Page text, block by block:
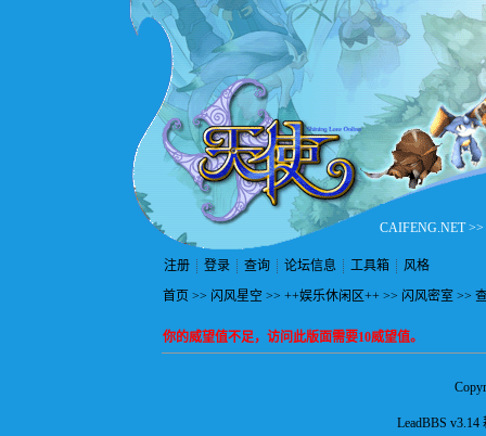
CAIFENG.NET>>
注册 登录 查询 论坛信息 工具箱
风格
首页 >> 闪风星空 >> ++娱乐休闲区++ >> 闪风密室 >>
你的威望值不足，访问此版面需要10威望值。
LeadBBS v3.14